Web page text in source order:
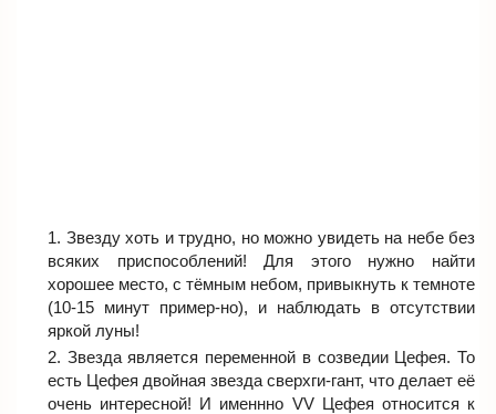
Звезду хоть и трудно, но можно увидеть на небе без
всяких приспособлений! Для этого нужно найти
хорошее место, с тёмным небом, привыкнуть к темноте
(10-15 минут пример-но), и наблюдать в отсутствии
яркой луны!
Звезда является переменной в созведии Цефея. То
есть Цефея двойная звезда сверхги-гант, что делает её
очень интересной! И именнно VV Цефея относится к